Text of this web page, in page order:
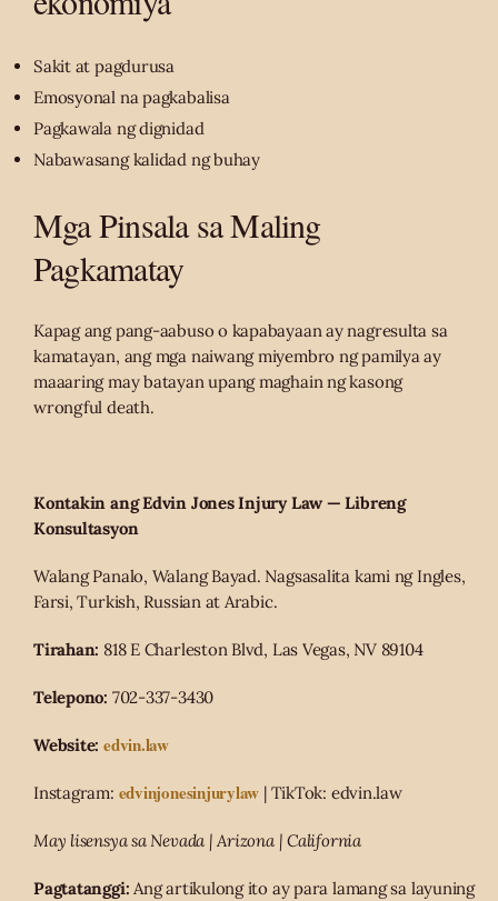
Sakit at pagdurusa
Emosyonal na pagkabalisa
Pagkawala ng dignidad
Nabawasang kalidad ng buhay
Mga Pinsala sa Maling
Pagkamatay
Kapag ang pang-aabuso o kapabayaan ay nagresulta sa
kamatayan, ang mga naiwang miyembro ng pamilya ay
maaaring may batayan upang maghain ng kasong
wrongful death.
Kontakin ang Edvin Jones Injury Law — Libreng
Konsultasyon
Walang Panalo, Walang Bayad. Nagsasalita kami ng Ingles,
Farsi, Turkish, Russian at Arabic.
Tirahan: 818 E Charleston Blvd, Las Vegas, NV 89104
Telepono: 702-337-3430
Website: edvin.law
Instagram: edvinjonesinjurylaw | TikTok: edvin.law
May lisensya sa Nevada | Arizona | California
Pagtatanggi: Ang artikulong ito ay para lamang sa layuning